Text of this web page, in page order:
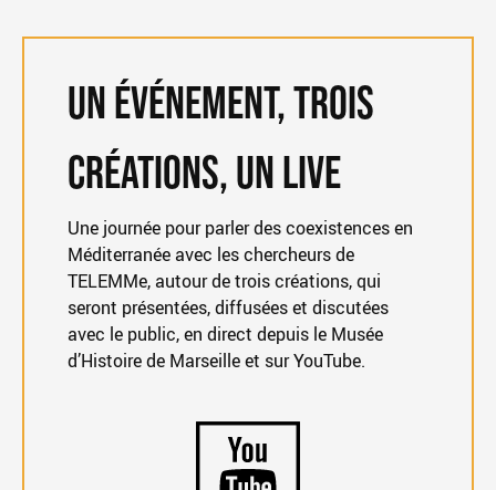
Un événement, trois
créations, un live
Une journée pour parler des coexistences en
Méditerranée avec les chercheurs de
TELEMMe, autour de trois créations, qui
seront présentées, diffusées et discutées
avec le public, en direct depuis le Musée
d’Histoire de Marseille et sur YouTube.